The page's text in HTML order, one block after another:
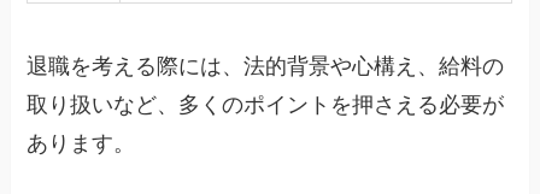
退職を考える際には、法的背景や心構え、給料の
取り扱いなど、多くのポイントを押さえる必要が
あります。